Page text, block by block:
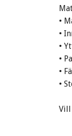
•
•
•
•
•
•
Vill